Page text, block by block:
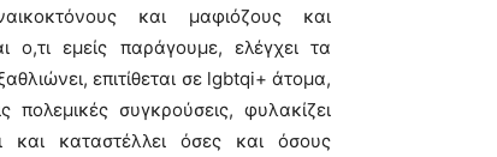
και μαφιόζους και
ο,τι εμείς παράγουμε, ελέγχει τα
επιτίθεται σε lgbtqi+ άτομα,
συγκρούσεις, φυλακίζει
και καταστέλλει όσες και όσους